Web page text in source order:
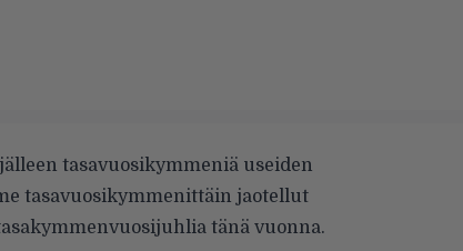
tasavuosikymmeniä useiden
tasavuosikymmenittäin jaotellut
tänä vuonna.